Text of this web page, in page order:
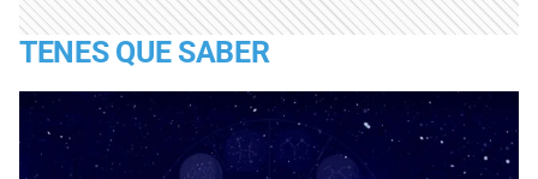
TENES QUE SABER